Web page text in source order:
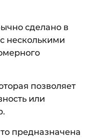
сделано в
несколькими
позволяет
или
предназначена